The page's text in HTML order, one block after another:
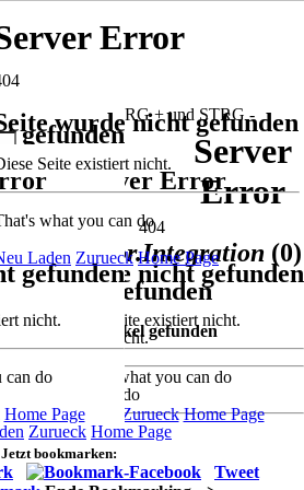
gefunden
Page
Error
wurde nicht gefunden
Seite existiert nicht.
what you can do
Laden Zurueck Home Page
Server
Error
nicht gefunden
Seite existiert nicht.
what you can do
Zurueck Home Page
-Sensor.Integration (0)
-
KEINE Artikel gefunden
Jetzt bookmarken:
Tweet
Server Error
404
Seite wurde nicht gefunden
Diese Seite existiert nicht.
That's what you can do
Neu Laden
Zurueck Home Page
gefunden
nicht.
can do
Home Page